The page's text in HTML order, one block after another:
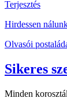
Terjesztés
Hirdessen
Olvasói
Sikeres
Minden